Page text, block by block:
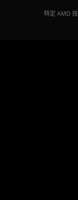
特定 AMD